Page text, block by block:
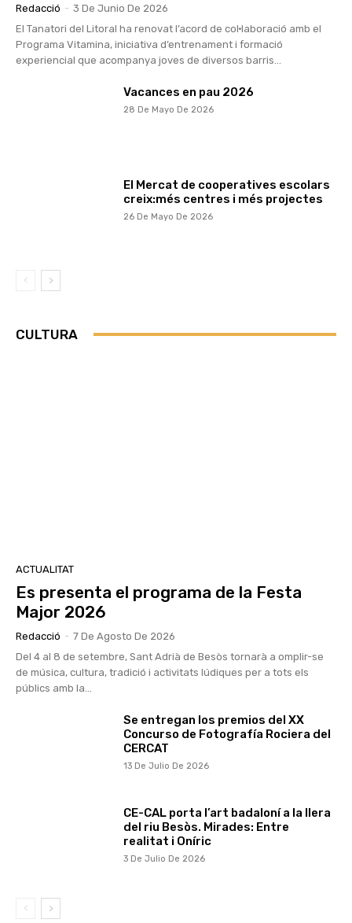
Redacció - 3 De Junio De 2026
El Tanatori del Litoral ha renovat l’acord de col·laboració amb el
Programa Vitamina, iniciativa d’entrenament i formació
experiencial que acompanya joves de diversos barris...
Vacances en pau 2026
28 De Mayo De 2026
El Mercat de cooperatives escolars
creix:més centres i més projectes
26 De Mayo De 2026
CULTURA
ACTUALITAT
Es presenta el programa de la Festa
Major 2026
Redacció - 7 De Agosto De 2026
Del 4 al 8 de setembre, Sant Adrià de Besòs tornarà a omplir-se
de música, cultura, tradició i activitats lúdiques per a tots els
públics amb la...
Se entregan los premios del XX
Concurso de Fotografía Rociera del
CERCAT
13 De Julio De 2026
CE-CAL porta l’art badaloní a la llera
del riu Besòs. Mirades: Entre
realitat i Oníric
3 De Julio De 2026